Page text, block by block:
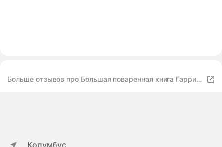
Больше отзывов про Большая поваренная книга Гарри
Колумбус